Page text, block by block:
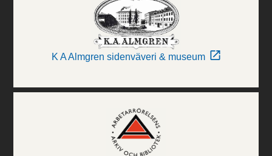
K A Almgren sidenväveri & museum